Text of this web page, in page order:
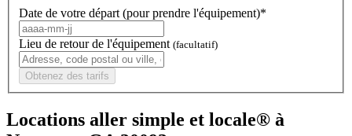
Date de votre départ (pour prendre l'équipement)*
Lieu de retour de l'équipement (facultatif)
Obtenez des tarifs
Locations aller simple et locale® à